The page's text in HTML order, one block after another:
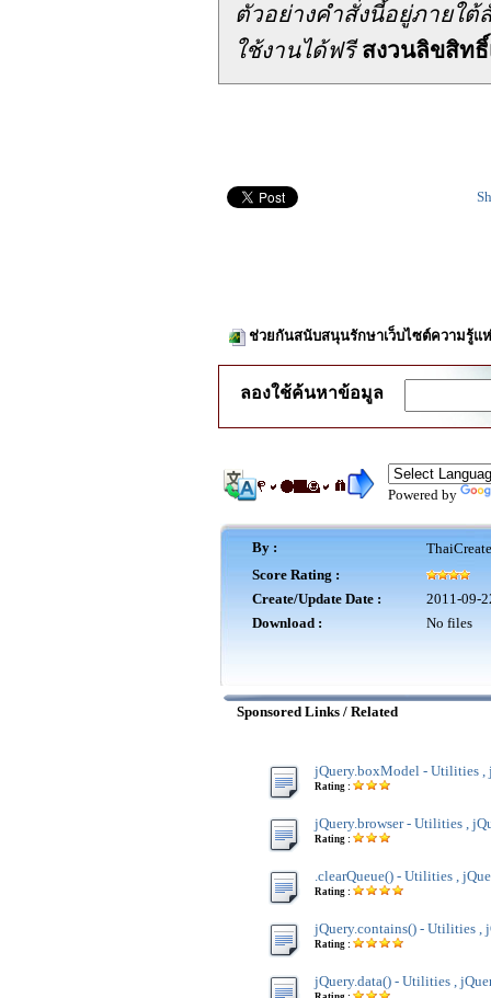
ตัวอย่างคำสั่งนี้อยู่ภาย
ใช้งานได้ฟรีสงวนลิขสิทธิ์
ช่วยกันสนับสนุนรักษาเว็บไซต์ความรู้แ
ลองใช้ค้นหาข้อมูล
Powered by
By :
Score Rating :
Create/Update Date :
2011-09-
Download :
No files
Sponsored Links / Related
jQuery.boxModel - Utilities ,
Rating :
jQuery.browser - Utilities ,
Rating :
.clearQueue() - Utilities ,
Rating :
jQuery.contains() - Utilities ,
Rating :
jQuery.data() - Utilities ,